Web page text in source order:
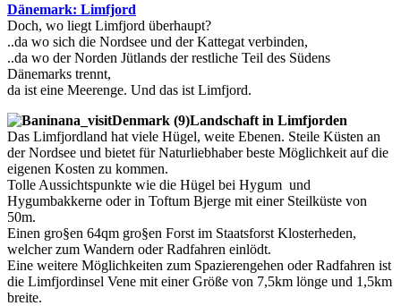
Dänemark: Limfjord
Doch, wo liegt Limfjord überhaupt?
..da wo sich die Nordsee und der Kattegat verbinden,
..da wo der Norden Jütlands der restliche Teil des Südens
Dänemarks trennt,
da ist eine Meerenge. Und das ist Limfjord.
Landschaft in Limfjorden
Das Limfjordland hat viele Hügel, weite Ebenen. Steile Küsten an
der Nordsee und bietet für Naturliebhaber beste Möglichkeit auf die
eigenen Kosten zu kommen.
Tolle Aussichtspunkte wie die Hügel bei Hygum und
Hygumbakkerne oder in Toftum Bjerge mit einer Steilküste von
50m.
Einen gro§en 64qm gro§en Forst im Staatsforst Klosterheden,
welcher zum Wandern oder Radfahren einlödt.
Eine weitere Möglichkeiten zum Spazierengehen oder Radfahren ist
die Limfjordinsel Vene mit einer Größe von 7,5km lönge und 1,5km
breite.